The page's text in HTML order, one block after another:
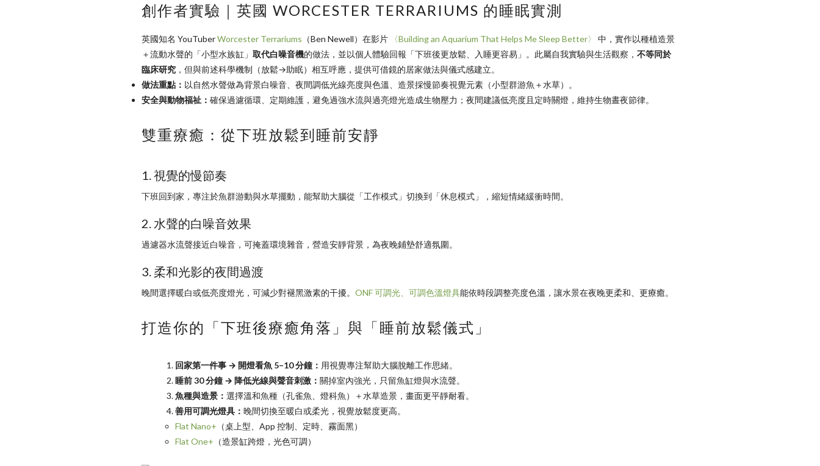
創作者實驗｜英國 WORCESTER TERRARIUMS 的睡眠實測
英國知名 YouTuberWorcester Terrariums （Ben Newell）在影片 〈Building an Aquarium That Helps Me Sleep Better〉
中，實作以種植造景
＋流動水聲的「小型水族缸」 取代白噪音機的做法，並以個人體驗回報「下班後更放鬆、入睡更容易」。此屬自我實驗與生活觀察， 不等同於
臨床研究 ，但與前述科學機制（放鬆→助眠）相互呼應，提供可借鏡的居家做法與儀式感建立。
做法重點： 以自然水聲做為背景白噪音、夜間調低光線亮度與色溫、造景採慢節奏視覺元素（小型群游魚＋水草）。
安全與動物福祉： 確保過濾循環、定期維護，避免過強水流與過亮燈光造成生物壓力；夜間建議低亮度且定時關燈，維持生物晝夜節律。
雙重療癒：從下班放鬆到睡前安靜
1. 視覺的慢節奏
下班回到家，專注於魚群游動與水草擺動，能幫助大腦從「工作模式」切換到「休息模式」，縮短情緒緩衝時間。
2. 水聲的白噪音效果
過濾器水流聲接近白噪音，可掩蓋環境雜音，營造安靜背景，為夜晚鋪墊舒適氛圍。
3. 柔和光影的夜間過渡
晚間選擇暖白或低亮度燈光，可減少對褪黑激素的干擾。 ONF 可調光、可調色溫燈具能依時段調整亮度色溫，讓水景在夜晚更柔和、更療癒。
打造你的「下班後療癒角落」與「睡前放鬆儀式」
回家第一件事 → 開燈看魚 5–10 分鐘： 用視覺專注幫助大腦脫離工作思緒。
睡前 30 分鐘 → 降低光線與聲音刺激： 關掉室內強光，只留魚缸燈與水流聲。
魚種與造景： 選擇溫和魚種（孔雀魚、燈科魚）＋水草造景，畫面更平靜耐看。
善用可調光燈具： 晚間切換至暖白或柔光，視覺放鬆度更高。
Flat Nano+ （桌上型、App 控制、定時、霧面黑）
Flat One+ （造景缸跨燈，光色可調）